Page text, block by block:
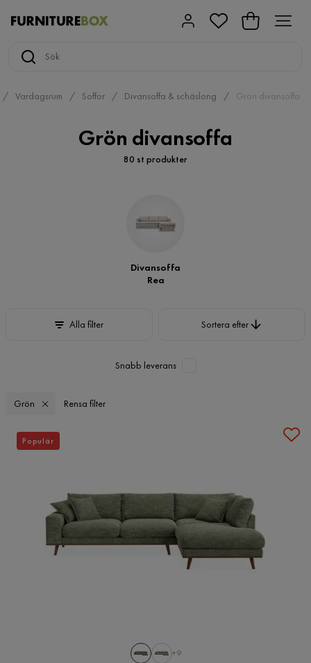
Vardagsrum Soffor Divansoffa & schäslong Grön divansoffa
Grön divansoffa
80 st produkter
Divansoffa
Rea
Alla filter Sortera efter
Snabb leverans
Grön Rensa filter
+9
Populär